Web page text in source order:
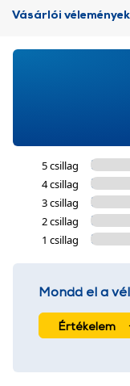
Vásárlói vélemények
5 csillag
4 csillag
3 csillag
2 csillag
1 csillag
Mondd el a
Értékelem